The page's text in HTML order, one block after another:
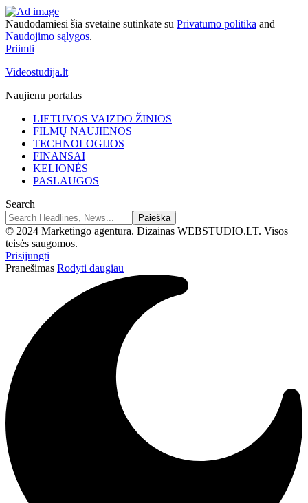
Naudodamiesi šia svetaine sutinkate su Privatumo politika and
Naudojimo sąlygos.
Priimti
Videostudija.lt
Naujienu portalas
LIETUVOS VAIZDO ŽINIOS
FILMŲ NAUJIENOS
TECHNOLOGIJOS
FINANSAI
KELIONĖS
PASLAUGOS
Search
© 2024 Marketingo agentūra. Dizainas WEBSTUDIO.LT. Visos
teisės saugomos.
Prisijungti
Pranešimas Rodyti daugiau